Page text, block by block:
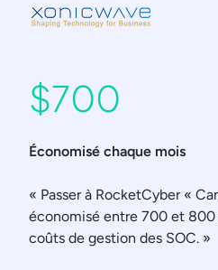
$700
Économisé chaque mois
« Passer à RocketCyber «
économisé entre 700 et 800
coûts de gestion des SOC. »